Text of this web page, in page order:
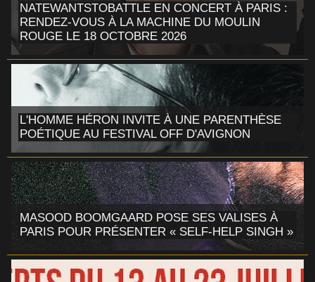
NATEWANTSTOBATTLE EN CONCERT À PARIS :
RENDEZ-VOUS À LA MACHINE DU MOULIN
ROUGE LE 18 OCTOBRE 2026
L'HOMME HÉRON INVITE À UNE PARENTHÈSE
POÉTIQUE AU FESTIVAL OFF D'AVIGNON
MASOOD BOOMGAARD POSE SES VALISES À
PARIS POUR PRÉSENTER « SELF-HELP SINGH »